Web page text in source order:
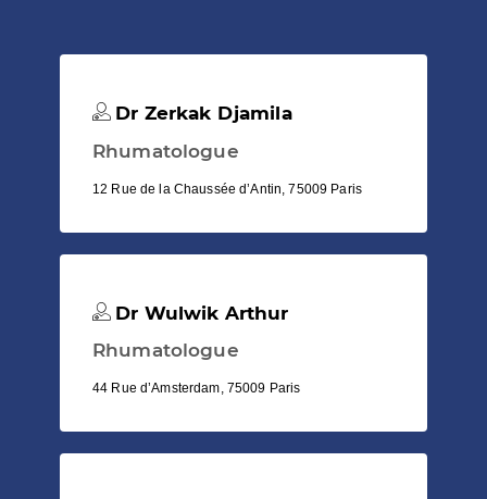
Dr Zerkak Djamila
Rhumatologue
12 Rue de la Chaussée d’Antin, 75009 Paris
Dr Wulwik Arthur
Rhumatologue
44 Rue d’Amsterdam, 75009 Paris